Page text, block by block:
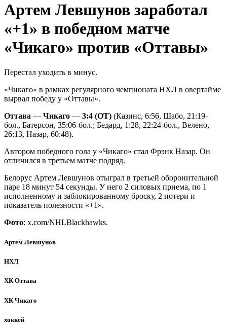
Артем Левшунов заработал
«+1» в победном матче
«Чикаго» против «Оттавы»
Перестал уходить в минус.
«Чикаго» в рамках регулярного чемпионата НХЛ в овертайме
вырвал победу у «Оттавы».
Оттава — Чикаго — 3:4 (ОТ) (Казинс, 6:56, Шабо, 21:19-
бол., Батерсон, 35:06-бол.; Бедард, 1:28, 22:24-бол., Велено,
26:13, Назар, 60:48).
Автором победного гола у «Чикаго» стал Фрэнк Назар. Он
отличился в третьем матче подряд.
Белорус Артем Левшунов отыграл в третьей оборонительной
паре 18 минут 54 секунды. У него 2 силовых приема, по 1
исполненному и заблокированному броску, 2 потери и
показатель полезности «+1».
Фото: x.com/NHLBlackhawks.
Артем Левшунов
НХЛ
ХК Оттава
ХК Чикаго
хоккей